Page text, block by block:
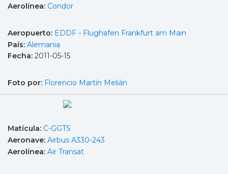
Aerolínea: Condor
Aeropuerto: EDDF - Flughafen Frankfurt am Main
País: Alemania
Fecha: 2011-05-15
Foto por: Florencio Martín Melián
Matícula: C-GGTS
Aeronave: Airbus A330-243
Aerolínea: Air Transat